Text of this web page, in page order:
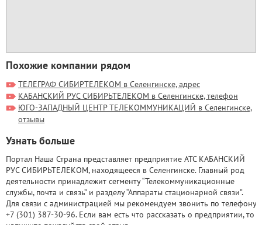
Похожие компании рядом
ТЕЛЕГРАФ СИБИРТЕЛЕКОМ в Селенгинске, адрес
КАБАНСКИЙ РУС СИБИРЬТЕЛЕКОМ в Селенгинске, телефон
ЮГО-ЗАПАДНЫЙ ЦЕНТР ТЕЛЕКОММУНИКАЦИЙ в Селенгинске,
отзывы
Узнать больше
Портал Наша Страна представляет предприятие АТС КАБАНСКИЙ
РУС СИБИРЬТЕЛЕКОМ, находящееся в Селенгинске. Главный род
деятельности принадлежит сегменту “Телекоммуникационные
службы, почта и связь” и разделу “Аппараты стационарной связи”.
Для связи с администрацией мы рекомендуем звонить по телефону
+7 (301) 387-30-96. Если вам есть что рассказать о предприятии, то